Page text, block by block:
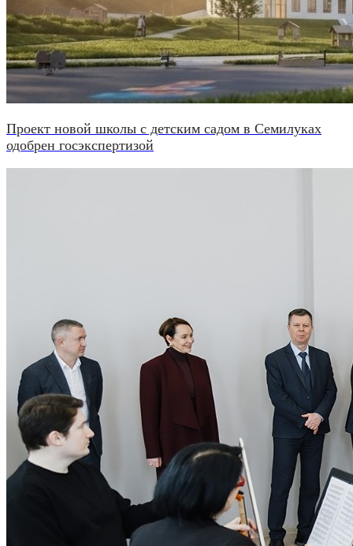
Проект новой школы с детским садом в Семилуках
одобрен госэкспертизой